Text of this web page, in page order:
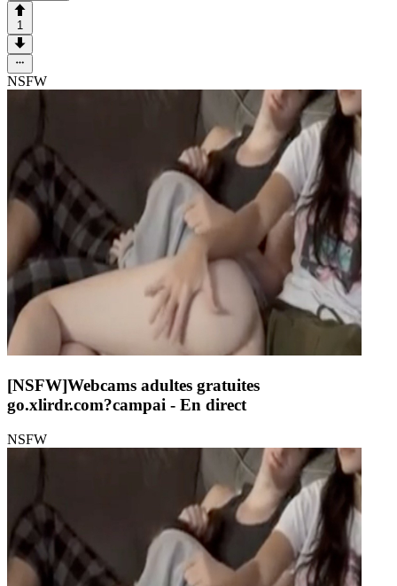
1
NSFW
[NSFW]Webcams adultes gratuites
go.xlirdr.com?campai - En direct
NSFW